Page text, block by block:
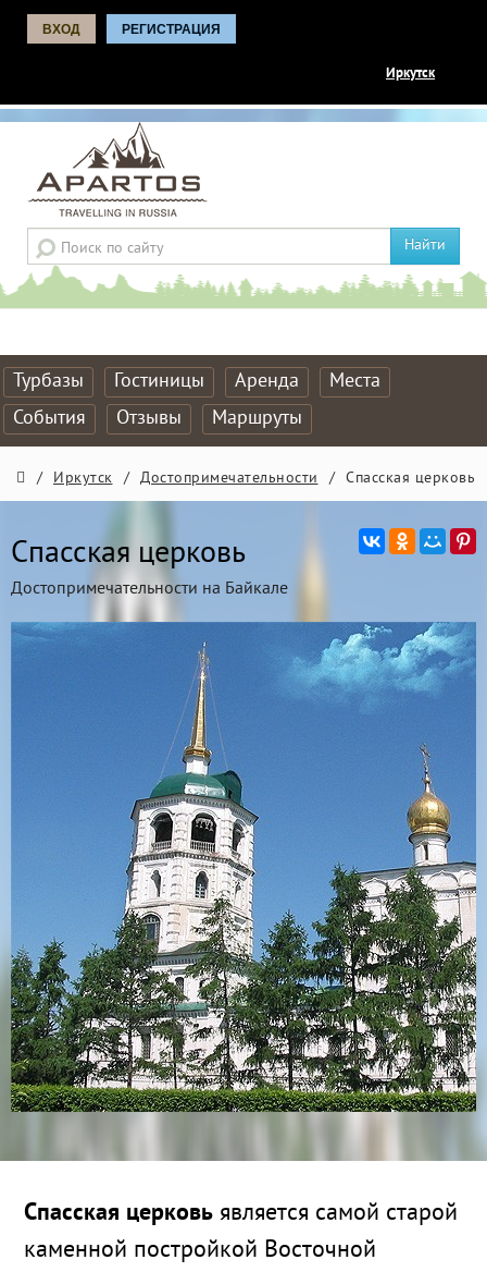
ВХОД РЕГИСТРАЦИЯ
Иркутск
Найти
Турбазы Гостиницы Аренда
Места
События
Отзывы Маршруты
/ Иркутск / Достопримечательности / Спасская церковь
Спасская церковь
Достопримечательности на Байкале
Спасская церковь является самой старой
каменной постройкой Восточной